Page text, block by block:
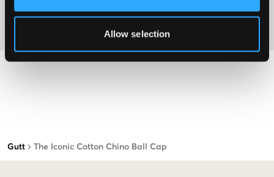
Allow selection
Gutt The Iconic Cotton Chino Ball Cap